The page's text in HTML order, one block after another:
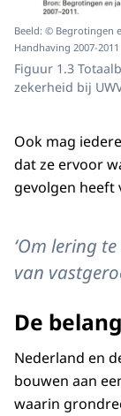
Beeld: © Begrotingen
Handhaving 2007-2011
Figuur 1.3
zekerheid bij
Ook mag
dat ze ervoor
gevolgen heeft
‘Om lering
van
De
Nederland en
bouwen aan
waarin